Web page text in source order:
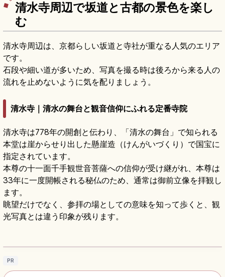
清水寺周辺で坂道と古都の景色を楽し
む
清水寺周辺は、京都らしい坂道と寺社が重なる人気のエリア
です。
石段や細い道が多いため、写真を撮る時は後ろから来る人の
流れを止めないように気を配りましょう。
清水寺｜清水の舞台と観音信仰にふれる定番寺院
清水寺は778年の開創と伝わり、「清水の舞台」で知られる
本堂は崖からせり出した懸崖造（けんがいづくり）で国宝に
指定されています。
本尊の十一面千手観世音菩薩への信仰が受け継がれ、本尊は
33年に一度開帳される秘仏のため、通常は御前立像を拝観し
ます。
眺望だけでなく、参拝の場としての意味を知って歩くと、観
光写真とは違う印象が残ります。
清水寺の見どころ｜清水の舞台・音羽の滝・
PR